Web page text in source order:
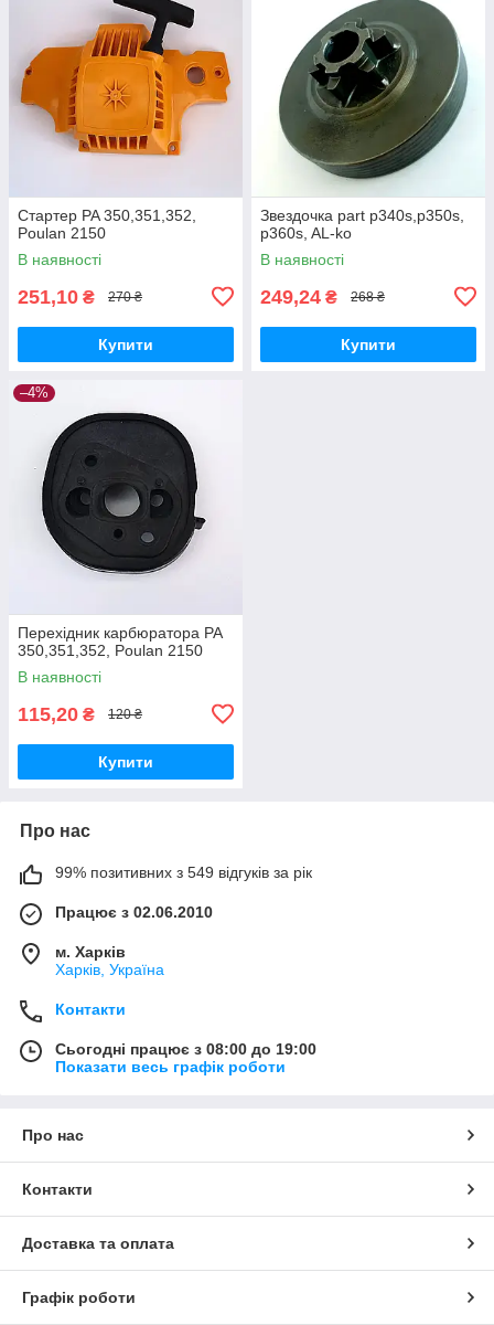
Стартер PA 350,351,352,
Poulan 2150
В наявності
251,10 ₴ 270 ₴
Купити
Звездочка part p340s,p350s,
p360s, AL-ko
В наявності
249,24 ₴ 268 ₴
Купити
–4%
Перехідник карбюратора PA
350,351,352, Poulan 2150
В наявності
115,20 ₴ 120 ₴
Купити
Про нас
99% позитивних з 549 відгуків за рік
Працює з 02.06.2010
м. Харків
Харків, Україна
Контакти
Сьогодні працює з 08:00 до 19:00
Показати весь графік роботи
Про нас
Контакти
Доставка та оплата
Графік роботи